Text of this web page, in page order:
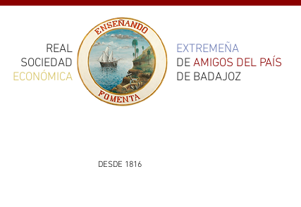
EXTREMEÑA
DE AMIGOS DEL PAÍS
DE BADAJOZ
REAL
SOCIEDAD
ECONÓMICA
DESDE 1816